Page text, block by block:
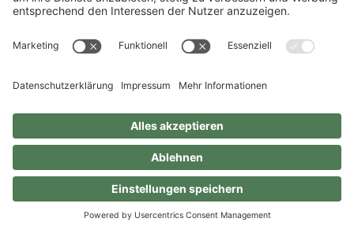
Die Innotax kennenlernen
Social Media
Sie uns einfach auf unseren Social-Media-Kanälen.
Impressum
© 2026 Treuhand Hannover Steuerberatung und Wirtschaftsberatung für
Heilberufe GmbH